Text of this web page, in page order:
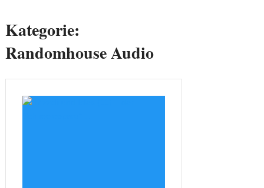
Kategorie:
Randomhouse Audio